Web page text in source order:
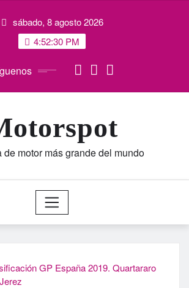
sábado, 8 agosto 2026
4:52:31 PM
de motor más grande del mundo
GP España 2019. Quartararo